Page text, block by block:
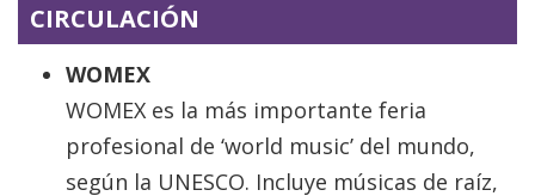
CIRCULACIÓN
WOMEX
WOMEX es la más importante feria
profesional de ‘world music’ del mundo,
según la UNESCO. Incluye músicas de raíz,